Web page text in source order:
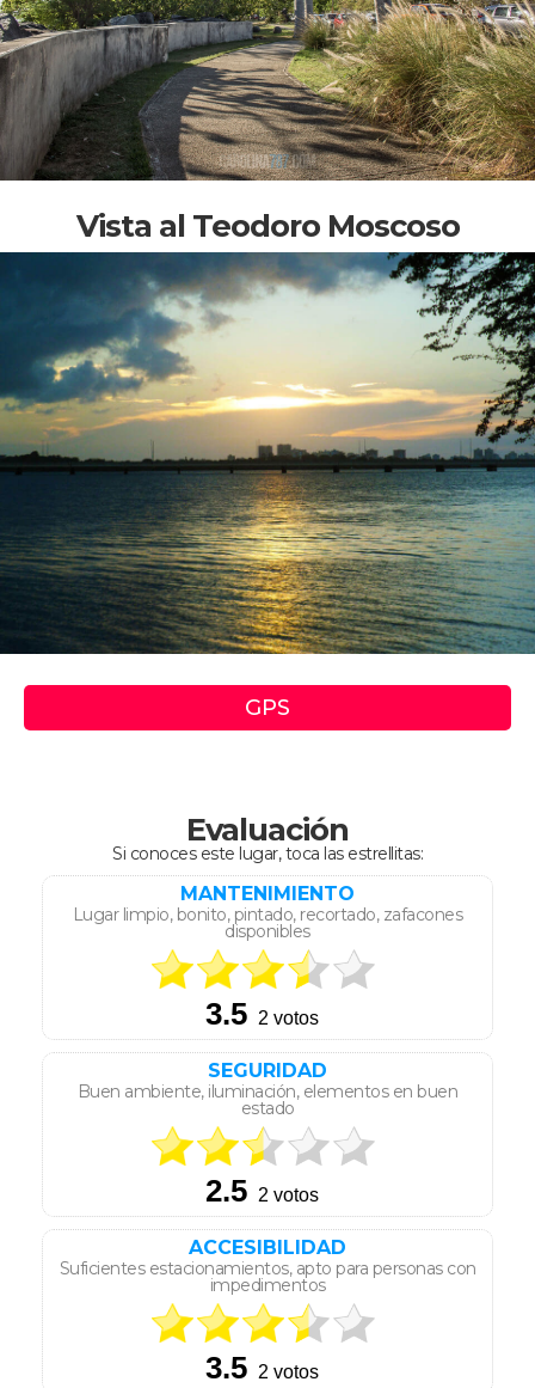
Vista al Teodoro Moscoso
GPS
Evaluación
Si conoces este lugar, toca las estrellitas:
MANTENIMIENTO
Lugar limpio, bonito, pintado, recortado, zafacones
disponibles
SEGURIDAD
Buen ambiente, iluminación, elementos en buen
estado
ACCESIBILIDAD
Suficientes estacionamientos, apto para personas con
impedimentos